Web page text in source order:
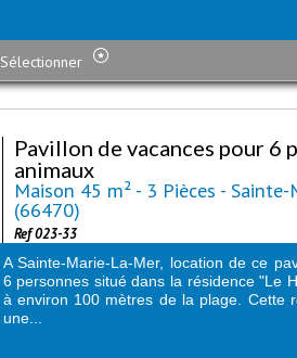
Sélectionner
Pavillon de vacances pour 6
animaux
Maison 45 m² - 3 Pièces -
(66470)
Ref 023-33
A Sainte-Marie-La-Mer, location de ce
6 personnes situé dans la résidence "Le
à environ 100 mètres de la plage. Cette
une...